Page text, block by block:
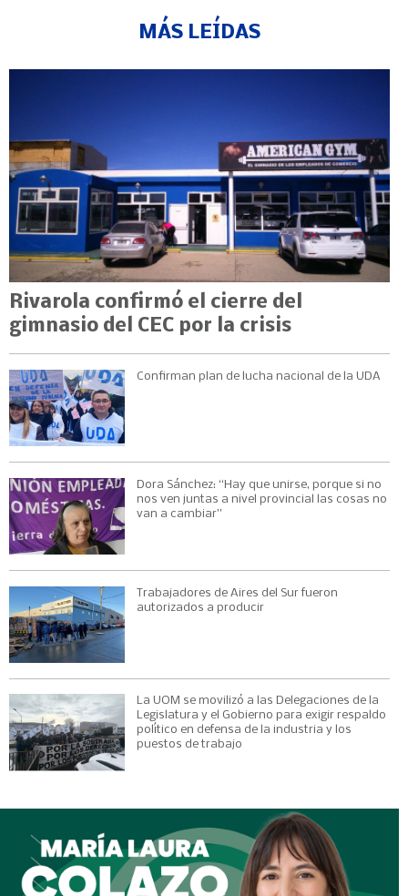
MÁS LEÍDAS
Rivarola confirmó el cierre del
gimnasio del CEC por la crisis
Confirman plan de lucha nacional de la UDA
Dora Sánchez: “Hay que unirse, porque si no
nos ven juntas a nivel provincial las cosas no
van a cambiar”
Trabajadores de Aires del Sur fueron
autorizados a producir
La UOM se movilizó a las Delegaciones de la
Legislatura y el Gobierno para exigir respaldo
político en defensa de la industria y los
puestos de trabajo